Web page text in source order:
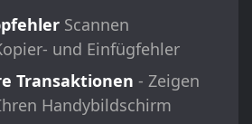
Scannen
und Einfügfehler
Transaktionen - Zeigen
Handybildschirm